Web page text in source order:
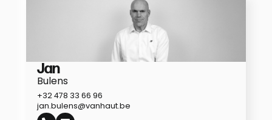
Jan
Bulens
+32 478 33 66 96
jan.bulens@vanhaut.be